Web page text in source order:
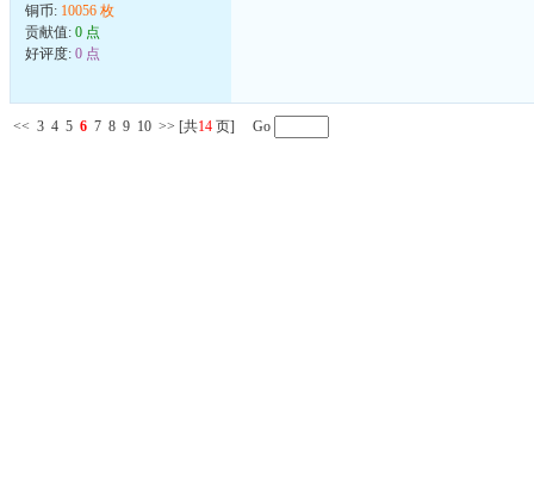
铜币: 10056 枚
贡献值: 0 点
好评度: 0 点
<< 3 4 5 6 7 8 9 10 >> [共14 页] Go